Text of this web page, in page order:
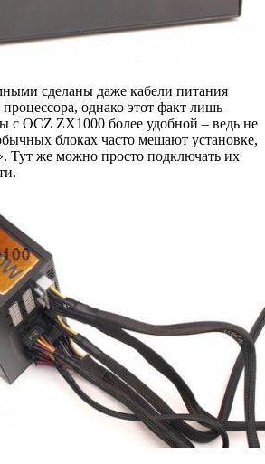
сделаны даже кабели питания
однако этот факт лишь
с OCZ ZX1000 более удобной – ведь не
блоках часто мешают установке,
Тут же можно просто подключать их